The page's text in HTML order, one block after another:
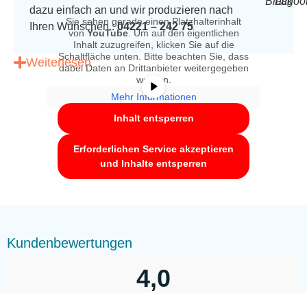
Kundenbewertungen
Sicherheitshinweise
dazu einfach an und wir produzieren nach
Ihren Wünschen.:04221 – 242 75
Sie sehen gerade einen Platzhalterinhalt
vonYouTube. Um auf den eigentlichen
Inhalt zuzugreifen, klicken Sie auf die
Schaltfläche unten. Bitte beachten Sie, dass
dabei Daten an Drittanbieter weitergegeben
werden.
Mehr Informationen
Inhalt entsperren
Erforderlichen Service akzeptieren
und Inhalte entsperren
Weiterlesen
Kundenbewertungen
4,0